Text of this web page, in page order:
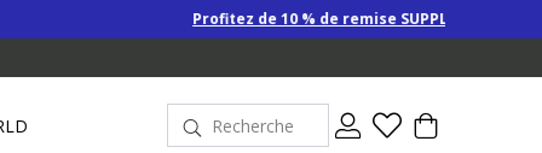
Profitez de 10 % de remise SUPPLÉMENTAIRE sur les